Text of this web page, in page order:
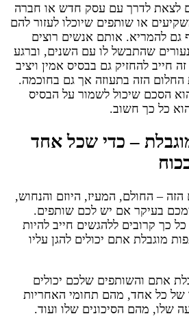
לצאת לדרך עם עסק חדש או חברה
או שותפים שיוכלו לעזור להם
גם להמריא. אותם אנשים רוצים
שהתבשל לו עם השנים, וברגע
להחזיק גם בבסיס אמין ויציב
הזה בתעוזה אך גם בחוכמה.
הסכם שיכול לשמור על הבסיס
כל כך חשוב.
– כדי שכל אחד
– החולם, המעיז, היוזם והנחוש,
בעיקר אם יש לכם שותפים.
כך קרובים ללהגשים חייב להיות
מוגבלת אתם יכולים להגן עליו
אתם והשותפים שלכם יכולים
של כל אחד, מהם תחומי האחריות
שלו, מהם הסיכונים שלו ועוד.